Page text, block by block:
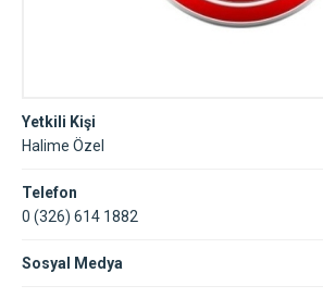
Yetkili Kişi
Halime Özel
Telefon
0 (326) 614 1882
Sosyal Medya